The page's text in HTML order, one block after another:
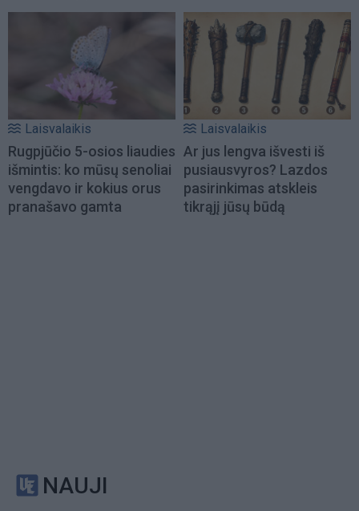
Laisvalaikis
Rugpjūčio 5-osios liaudies
išmintis: ko mūsų senoliai
vengdavo ir kokius orus
pranašavo gamta
Laisvalaikis
Ar jus lengva išvesti iš
pusiausvyros? Lazdos
pasirinkimas atskleis
tikrąjį jūsų būdą
NAUJI